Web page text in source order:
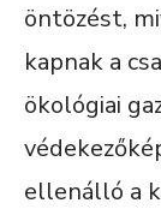
öntözést,
kapnak a
ökológiai
ellenálló a